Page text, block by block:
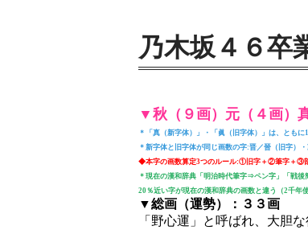
乃木坂４６卒
▼秋（９画）元（４画）
＊「真（新字体）」・「眞（旧字体）」は、ともに
＊新字体と旧字体が同じ画数の字:晋／晉（旧字）・
◆本字の画数算定3つのルール:①旧字＋②筆字＋③
＊現在の漢和辞典「明治時代筆字⇒ペン字」「戦後
20％近い字が現在の漢和辞典の画数と違う（2千年
▼総画（運勢）：３３画
「野心運」と呼ばれ、大胆